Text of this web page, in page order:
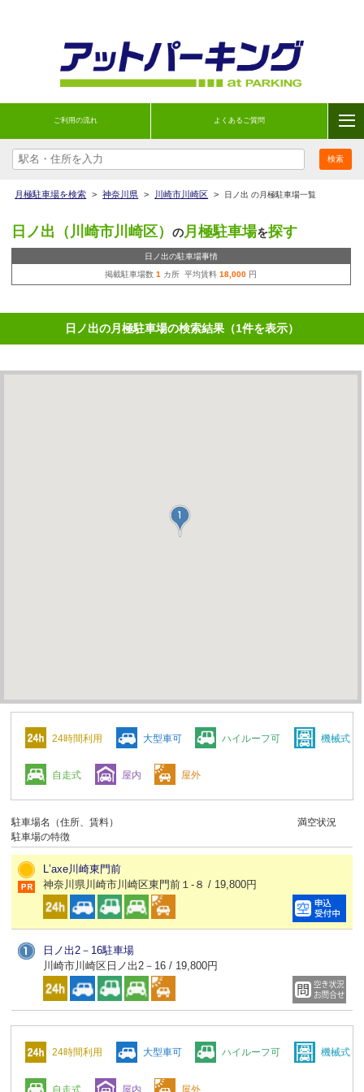
ご利用の流れ よくあるご質問
月極駐車場を検索 > 神奈川県 > 川崎市川崎区 > 日ノ出 の月極駐車場一覧
日ノ出（川崎市川崎区） の月極駐車場を探す
日ノ出の駐車場事情
掲載駐車場数1 カ所 平均賃料18,000 円
日ノ出の月極駐車場の検索結果（1件を表示）
24時間利用 大型車可 ハイルーフ可 機械式
自走式 屋内 屋外
駐車場名（住所、賃料）
駐車場の特徴
満空状況
Lʼaxe川崎東門前
神奈川県川崎市川崎区東門前１-８ / 19,800円
日ノ出2－16駐車場
川崎市川崎区日ノ出2－16 / 19,800円
24時間利用 大型車可 ハイルーフ可 機械式
自走式 屋内 屋外